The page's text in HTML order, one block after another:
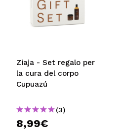
Ziaja - Set regalo per
la cura del corpo
Cupuazú
(3)
8,99€